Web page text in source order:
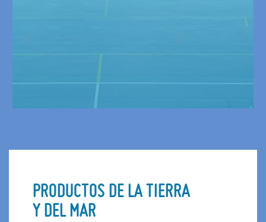
PRODUCTOS DE LA TIERRA
Y DEL MAR